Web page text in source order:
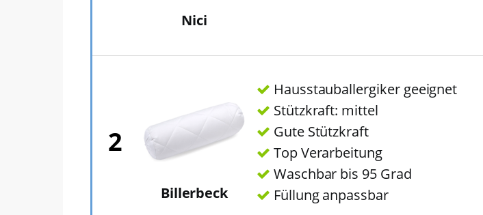
Nici
2
Billerbeck
Hausstauballergiker geeignet
Stützkraft: mittel
Gute Stützkraft
Top Verarbeitung
Waschbar bis 95 Grad
Füllung anpassbar